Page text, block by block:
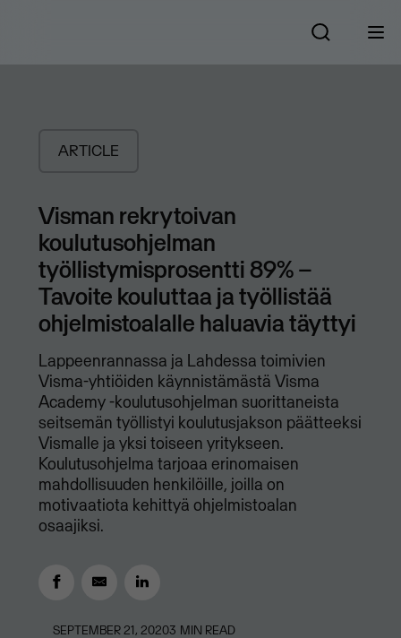
ARTICLE
Visman rekrytoivan
koulutusohjelman
työllistymisprosentti 89% –
Tavoite kouluttaa ja työllistää
ohjelmistoalalle haluavia täyttyi
Lappeenrannassa ja Lahdessa toimivien
Visma-yhtiöiden käynnistämästä Visma
Academy -koulutusohjelman suorittaneista
seitsemän työllistyi koulutusjakson päätteeksi
Vismalle ja yksi toiseen yritykseen.
Koulutusohjelma tarjoaa erinomaisen
mahdollisuuden henkilöille, joilla on
motivaatiota kehittyä ohjelmistoalan
osaajiksi.
SEPTEMBER 21, 20203 MIN READ